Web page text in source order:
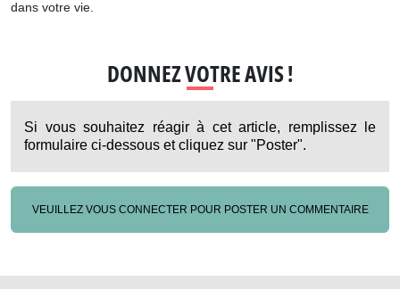
dans votre vie.
DONNEZ VOTRE AVIS !
Si vous souhaitez réagir à cet article, remplissez le
formulaire ci-dessous et cliquez sur "Poster".
VEUILLEZ VOUS CONNECTER POUR POSTER UN COMMENTAIRE